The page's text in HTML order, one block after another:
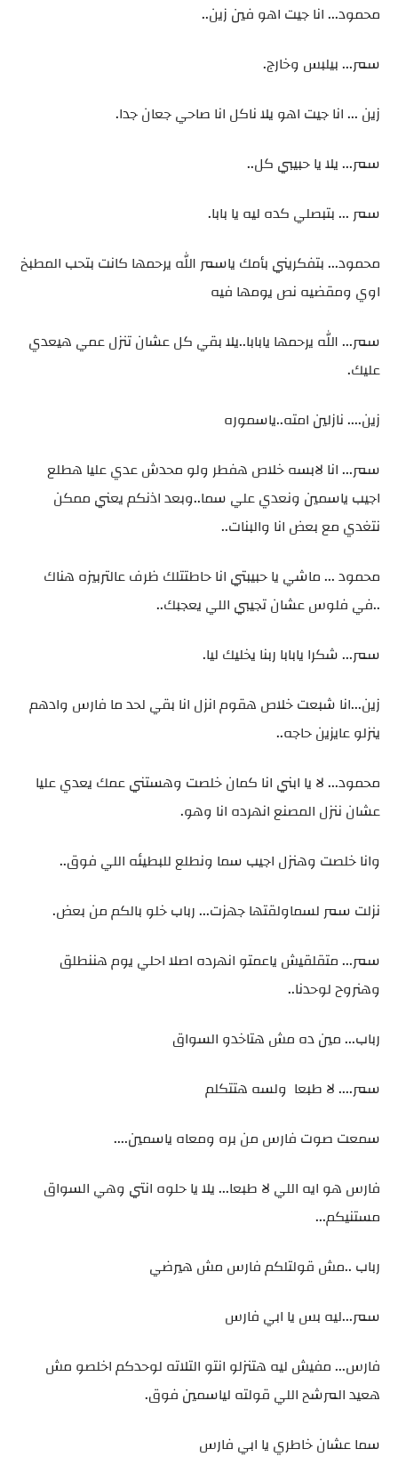
محمود... انا جيت اهو فين زين..
سمر... بيلبس وخارج.
زين ... انا جيت اهو يلا ناكل انا صاحي جعان جدا.
سمر... يلا يا حبيبي كل..
سمر ... بتبصلي كده ليه يا بابا.
محمود... بتفكريني بأمك ياسمر الله يرحمها كانت بتحب المطبخ
اوي ومقضيه نص يومها فيه
سمر... الله يرحمها يابابا..يلا بقي كل عشان تنزل عمي هيعدي
عليك.
زين.... نازلين امته..ياسموره
سمر... انا لابسه خلاص هفطر ولو محدش عدي عليا هطلع
اجيب ياسمين ونعدي علي سما..وبعد اذنكم يعني ممكن
نتغدي مع بعض انا والبنات..
محمود ... ماشي يا حبيبتي انا حاطتتلك ظرف عالتربيزه هناك
..في فلوس عشان تجيبي اللي يعجبك..
سمر... شكرا يابابا ربنا يخليك ليا.
زين...انا شبعت خلاص هقوم انزل انا بقي لحد ما فارس وادهم
ينزلو عايزين حاجه..
محمود... لا يا ابني انا كمان خلصت وهستني عمك يعدي عليا
عشان ننزل المصنع انهرده انا وهو.
وانا خلصت وهنزل اجيب سما ونطلع للبطيئه اللي فوق..
نزلت سمر لسماولقتها جهزت... رباب خلو بالكم من بعض.
سمر... متقلقيش ياعمتو انهرده اصلا احلي يوم هننطلق
وهنروح لوحدنا..
رباب... مين ده مش هتاخدو السواق
سمر.... لا طبعا ولسه هتتكلم
سمعت صوت فارس من بره ومعاه ياسمين....
فارس هو ايه اللي لا طبعا... يلا يا حلوه انتي وهي السواق
مستنيكم...
رباب ..مش قولتلكم فارس مش هيرضي
سمر...ليه بس يا ابي فارس
فارس... مفيش ليه هتنزلو انتو التلاته لوحدكم اخلصو مش
هعيد المرشح اللي قولته لياسمين فوق.
سما عشان خاطري يا ابي فارس